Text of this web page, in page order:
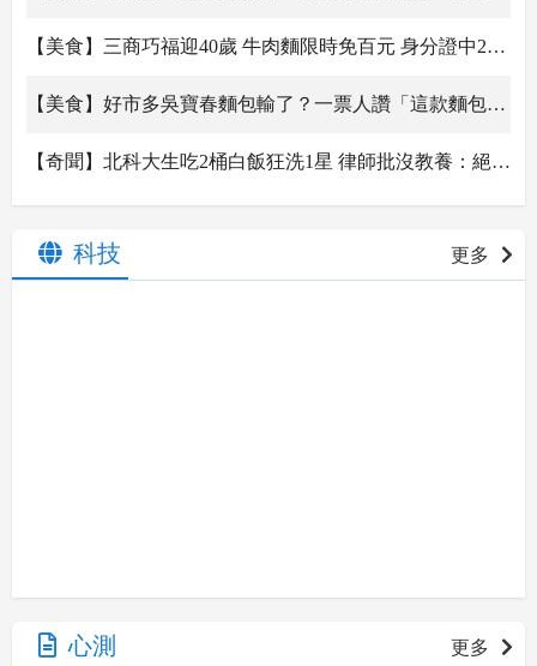
【美食】三商巧福迎40歲 牛肉麵限時免百元 身分證中2碼請吃滷排骨
【美食】好市多吳寶春麵包輸了？一票人讚「這款麵包」更好吃：內餡不少
【奇聞】北科大生吃2桶白飯狂洗1星 律師批沒教養：絕不錄用
科技 更多
心測 更多